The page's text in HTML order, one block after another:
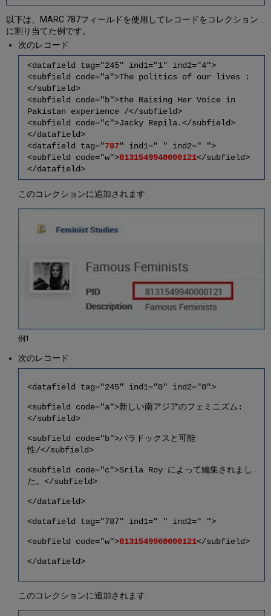
以下は、MARC 787フィールドを使用してレコードをコレクション
に割り当てた例です。
次のレコード
<datafield tag="245" ind1="1" ind2="4">
<subfield code="a">The politics of our lives :
</subfield>
<subfield code="b">the Raising Her Voice in
Pakistan experience /</subfield>
<subfield code="c">Jacky Repila.</subfield>
</datafield>
<datafield tag="787" ind1=" " ind2=" ">
<subfield code="w">8131549940000121</subfield>
</datafield>
このコレクションに追加されます
例1
次のレコード
<datafield tag="245" ind1="0" ind2="0">
<subfield code="a">新しい南アジアのフェミニズム:
</subfield>
<subfield code="b">パラドックスと可能
性/</subfield>
<subfield code="c">Srila Roy によって編集されまし
た。</subfield>
</datafield>
<datafield tag="787" ind1=" " ind2=" ">
<subfield code="w">8131549960000121</subfield>
</datafield>
このコレクションに追加されます